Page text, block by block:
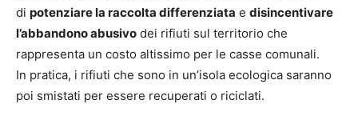
di potenziare la raccolta differenziata e disincentivare
l’abbandono abusivo dei rifiuti sul territorio che
rappresenta un costo altissimo per le casse comunali.
In pratica, i rifiuti che sono in un’isola ecologica saranno
poi smistati per essere recuperati o riciclati.